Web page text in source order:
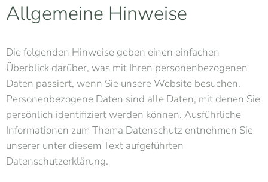
Allgemeine Hinweise
Die folgenden Hinweise geben einen einfachen
Überblick darüber, was mit Ihren personenbezogenen
Daten passiert, wenn Sie unsere Website besuchen.
Personenbezogene Daten sind alle Daten, mit denen Sie
persönlich identifiziert werden können. Ausführliche
Informationen zum Thema Datenschutz entnehmen Sie
unserer unter diesem Text aufgeführten
Datenschutzerklärung.